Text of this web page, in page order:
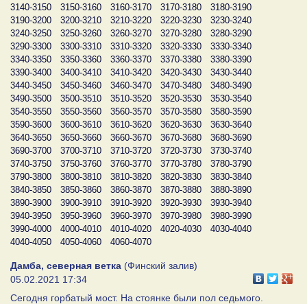
3140-3150
3150-3160 3160-3170 3170-3180
3180-3190
3190-3200
3200-3210 3210-3220 3220-3230
3230-3240
3240-3250
3250-3260 3260-3270 3270-3280
3280-3290
3290-3300
3300-3310 3310-3320 3320-3330
3330-3340
3340-3350
3350-3360 3360-3370 3370-3380
3380-3390
3390-3400
3400-3410 3410-3420 3420-3430
3430-3440
3440-3450
3450-3460 3460-3470 3470-3480
3480-3490
3490-3500
3500-3510 3510-3520 3520-3530
3530-3540
3540-3550
3550-3560 3560-3570 3570-3580
3580-3590
3590-3600
3600-3610 3610-3620 3620-3630
3630-3640
3640-3650
3650-3660 3660-3670 3670-3680
3680-3690
3690-3700
3700-3710 3710-3720 3720-3730
3730-3740
3740-3750
3750-3760 3760-3770 3770-3780
3780-3790
3790-3800
3800-3810 3810-3820 3820-3830
3830-3840
3840-3850
3850-3860 3860-3870 3870-3880
3880-3890
3890-3900
3900-3910 3910-3920 3920-3930
3930-3940
3940-3950
3950-3960 3960-3970 3970-3980
3980-3990
3990-4000
4000-4010 4010-4020 4020-4030
4030-4040
4040-4050
4050-4060 4060-4070
Дамба, северная ветка (Финский залив)
05.02.2021 17:34
Сегодня горбатый мост. На стоянке были пол седьмого.